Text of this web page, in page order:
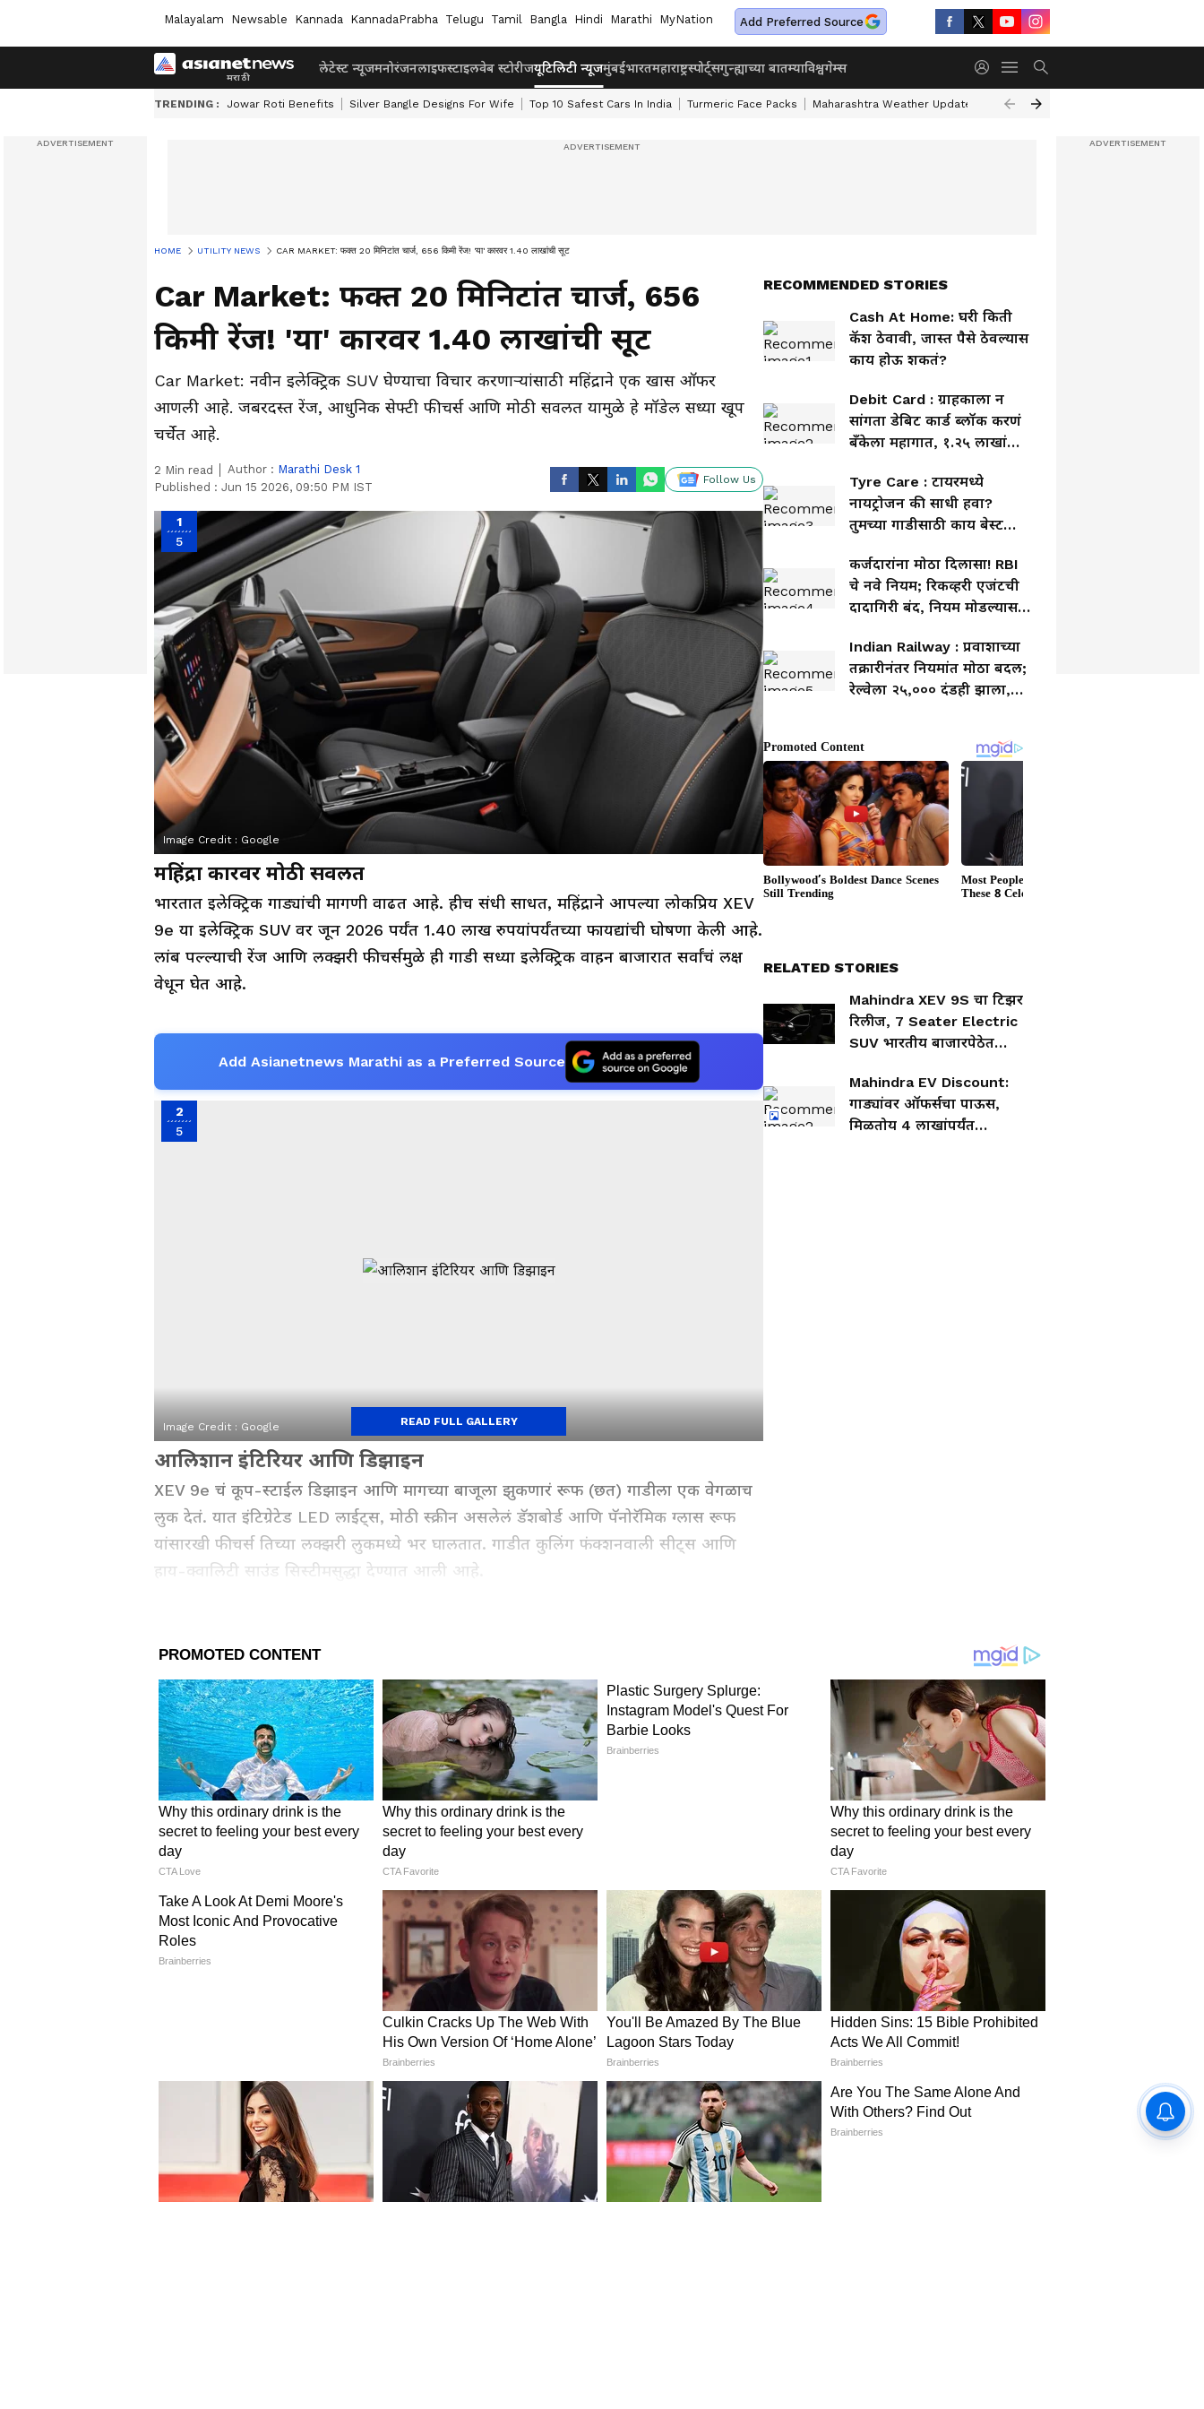
Malayalam Newsable Kannada KannadaPrabha Telugu Tamil Bangla Hindi Marathi MyNation Add Preferred Source
लेटेस्ट न्यूजमनोरंजनलाइफस्टाइलवेब स्टोरीजयूटिलिटी न्यूजमुंबईभारतमहाराष्ट्रस्पोर्ट्सगुन्ह्याच्या बातम्याविश्वगेम्स
TRENDING : Jowar Roti Benefits Silver Bangle Designs For Wife Top 10 Safest Cars In India Turmeric Face Packs Maharashtra Weather Update Mumbai Water Supply Cut
HOME UTILITY NEWS CAR MARKET: फक्त 20 मिनिटांत चार्ज, 656 किमी रेंज! 'या' कारवर 1.40 लाखांची सूट
Car Market: फक्त 20 मिनिटांत चार्ज, 656
किमी रेंज! 'या' कारवर 1.40 लाखांची सूट
Car Market: नवीन इलेक्ट्रिक SUV घेण्याचा विचार करणाऱ्यांसाठी महिंद्राने एक खास ऑफर
आणली आहे. जबरदस्त रेंज, आधुनिक सेफ्टी फीचर्स आणि मोठी सवलत यामुळे हे मॉडेल सध्या खूप
चर्चेत आहे.
2 Min read Author : Marathi Desk 1
Published : Jun 15 2026, 09:50 PM IST
Follow Us
1
5
Image Credit : Google
महिंद्रा कारवर मोठी सवलत
भारतात इलेक्ट्रिक गाड्यांची मागणी वाढत आहे. हीच संधी साधत, महिंद्राने आपल्या लोकप्रिय XEV
9e या इलेक्ट्रिक SUV वर जून 2026 पर्यंत 1.40 लाख रुपयांपर्यंतच्या फायद्यांची घोषणा केली आहे.
लांब पल्ल्याची रेंज आणि लक्झरी फीचर्समुळे ही गाडी सध्या इलेक्ट्रिक वाहन बाजारात सर्वांचं लक्ष
वेधून घेत आहे.
Add Asianetnews Marathi as a Preferred Source
2
5
Image Credit : Google
आलिशान इंटिरियर आणि डिझाइन
XEV 9e चं कूप-स्टाईल डिझाइन आणि मागच्या बाजूला झुकणारं रूफ (छत) गाडीला एक वेगळाच
लुक देतं. यात इंटिग्रेटेड LED लाईट्स, मोठी स्क्रीन असलेलं डॅशबोर्ड आणि पॅनोरॅमिक ग्लास रूफ
यांसारखी फीचर्स तिच्या लक्झरी लुकमध्ये भर घालतात. गाडीत कुलिंग फंक्शनवाली सीट्स आणि
हाय-क्वालिटी साउंड सिस्टीमसुद्धा देण्यात आली आहे.
Mahindra XEV 9S चा टिझर
रिलीज, 7 Seater Electric SUV
भारतीय बाजारपेठेत घालणार धुमाकूळ
Mahindra EV Discount: गाड्यांवर
ऑफर्सचा पाऊस, मिळतोय 4
लाखांपर्यंत डिस्काउंट!
READ FULL GALLERY
RECOMMENDED STORIES
Cash At Home: घरी किती
कॅश ठेवावी, जास्त पैसे ठेवल्यास
काय होऊ शकतं?
Debit Card : ग्राहकाला न
सांगता डेबिट कार्ड ब्लॉक करणं
बँकेला महागात, १.२५ लाखांचा
Tyre Care : टायरमध्ये
नायट्रोजन की साधी हवा?
तुमच्या गाडीसाठी काय बेस्ट
कर्जदारांना मोठा दिलासा! RBI
चे नवे नियम; रिकव्हरी एजंटची
दादागिरी बंद, नियम मोडल्यास
Indian Railway : प्रवाशाच्या
तक्रारीनंतर नियमांत मोठा बदल;
रेल्वेला २५,००० दंडही झाला,
RELATED STORIES
Mahindra XEV 9S चा टिझर
रिलीज, 7 Seater Electric
SUV भारतीय बाजारपेठेत
Mahindra EV Discount:
गाड्यांवर ऑफर्सचा पाऊस,
मिळतोय 4 लाखांपर्यंत